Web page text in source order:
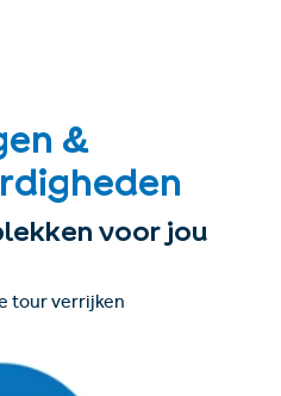
&
voor jou
tour verrijken